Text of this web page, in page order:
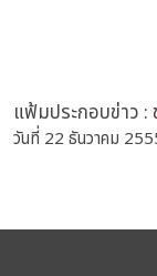
แฟ้มประกอบข่าว :
วันที่ 22 ธันวาคม